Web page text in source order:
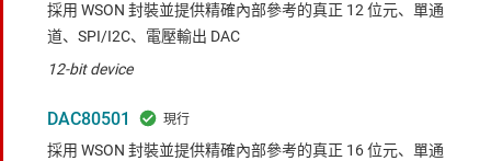
採用 WSON 封裝並提供精確內部參考的真正 12 位元、單通
道、SPI/I2C、電壓輸出 DAC
12-bit device
DAC80501
採用 WSON 封裝並提供精確內部參考的真正 16 位元、單通